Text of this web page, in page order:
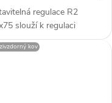
regulace R2
slouží k regulaci
vzduchu. Regulace je
pro kov